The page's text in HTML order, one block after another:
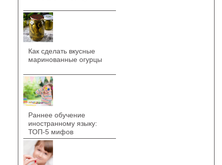
Как сделать вкусные
маринованные огурцы
Раннее обучение
иностранному языку:
ТОП-5 мифов